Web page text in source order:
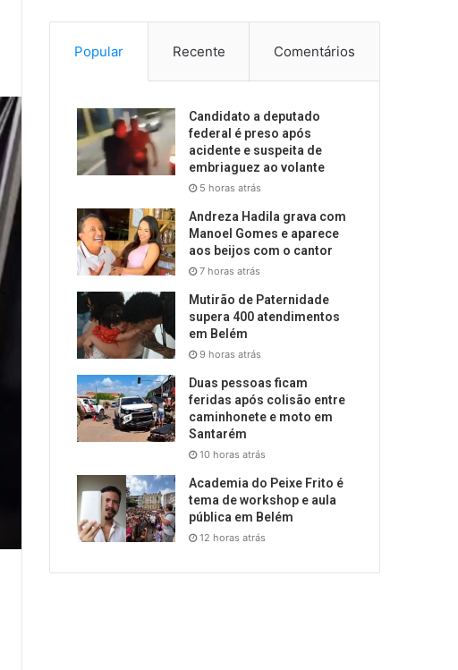
Popular Recente Comentários
Candidato a deputado
federal é preso após
acidente e suspeita de
embriaguez ao volante
5 horas atrás
Andreza Hadila grava com
Manoel Gomes e aparece
aos beijos com o cantor
7 horas atrás
Mutirão de Paternidade
supera 400 atendimentos
em Belém
9 horas atrás
Duas pessoas ficam
feridas após colisão entre
caminhonete e moto em
Santarém
10 horas atrás
Academia do Peixe Frito é
tema de workshop e aula
pública em Belém
12 horas atrás